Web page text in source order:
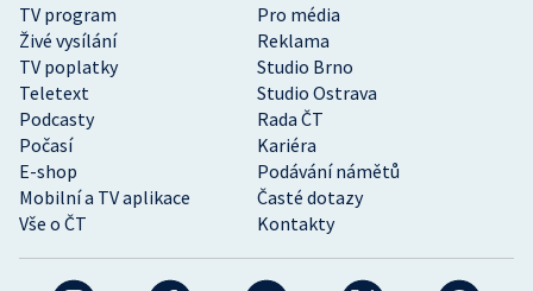
TV program
Pro média
Živé vysílání
Reklama
TV poplatky
Studio Brno
Teletext
Studio Ostrava
Podcasty
Rada ČT
Počasí
Kariéra
E-shop
Podávání námětů
Mobilní a TV aplikace
Časté dotazy
Vše o ČT
Kontakty